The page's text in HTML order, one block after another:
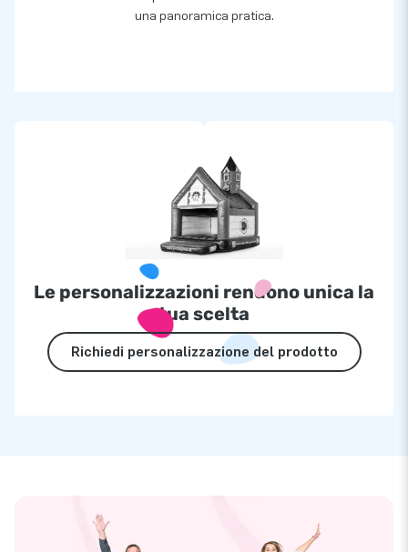
una panoramica pratica.
Le personalizzazioni rendono unica la
tua scelta
Richiedi personalizzazione del prodotto